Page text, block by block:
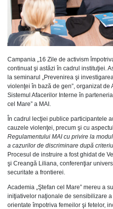
Campania „16 Zile de activism
continuat şi astăzi în cadrul instituţiei.
la seminarul „Prevenirea şi
violenţei în bază de gen”, organizat
Sistemul Afacerilor Interne în
cel Mare” a MAI.
În cadrul lecţiei publice participantele
cauzele violenţei, precum şi cu
Regulamentului MAI cu privire la
a cazurilor de discriminare după
Procesul de instruire a fost ghidat de
şi Creangă Liliana, conferenţiar
securitate a frontierei.
Academia „Ştefan cel Mare” mereu a
iniţiativelor naţionale de sensibilizare
orientate împotriva femeilor şi fetelor,